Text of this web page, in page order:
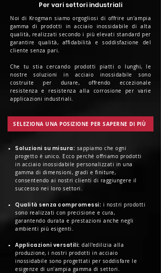
Per vari settori industriali
Noi di Krogman siamo orgogliosi di offrire un'ampia
gamma di prodotti in acciaio inossidabile di alta
qualità, realizzati secondo i più elevati standard per
garantire qualità, affidabilità e soddisfazione del
cliente senza pari.
Che tu stia cercando prodotti piatti o lunghi, le
nostre soluzioni in acciaio inossidabile sono
costruite per durare, offrendo eccezionale
resistenza e resistenza alla corrosione per varie
applicazioni industriali.
SELEZIONA UNA POSIZIONE PER SAPERNE DI PIÙ
Soluzioni su misura: sappiamo che ogni
progetto è unico. Ecco perché offriamo prodotti
in acciaio inossidabile personalizzati in una
gamma di dimensioni, gradi e finiture,
consentendo ai nostri clienti di raggiungere il
successo nei loro settori.
Qualità senza compromessi: i nostri prodotti
sono realizzati con precisione e cura,
garantendo durata e prestazioni anche negli
ambienti più esigenti.
Applicazioni versatili: dall'edilizia alla
produzione, i nostri prodotti in acciaio
inossidabile sono progettati per soddisfare le
esigenze di un'ampia gamma di settori.